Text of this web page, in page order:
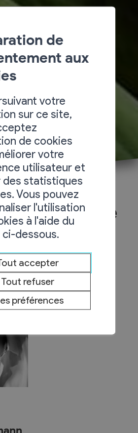
- Epicerie
de
aux
votre
sur ce site,
de cookies
votre
utilisateur et
des statistiques
Vous pouvez
l'utilisation
à l'aide du
dessous.
accepter
Tout refuser
préférences